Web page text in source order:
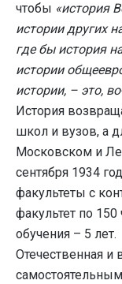
чтобы «история
истории других
где бы история
истории
истории, – это,
История
школ и вузов, а
Московском и
сентября 1934
факультеты с
факультет по
обучения – 5 лет.
Отечественная и